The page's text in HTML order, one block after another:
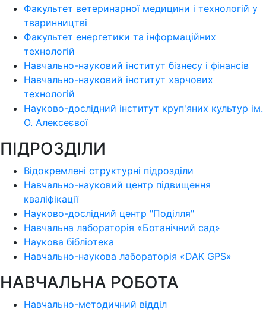
Факультет ветеринарної медицини і технологій у
тваринництві
Факультет енергетики та інформаційних
технологій
Навчально-науковий інститут бізнесу і фінансів
Навчально-науковий інститут харчових
технологій
Науково-дослідний інститут круп'яних культур ім.
О. Алексеєвої
ПІДРОЗДІЛИ
Відокремлені структурні підрозділи
Навчально-науковий центр підвищення
кваліфікації
Науково-дослідний центр "Поділля"
Навчальна лабораторія «Ботанічний сад»
Наукова бібліотека
Навчально-наукова лабораторія «DAK GPS»
НАВЧАЛЬНА РОБОТА
Навчально-методичний відділ